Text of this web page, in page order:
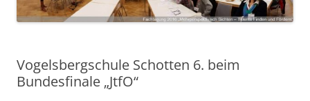
Vogelsbergschule Schotten 6. beim
Bundesfinale „JtfO“